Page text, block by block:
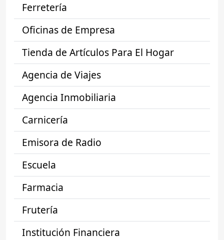
Ferretería
Oficinas de Empresa
Tienda de Artículos Para El Hogar
Agencia de Viajes
Agencia Inmobiliaria
Carnicería
Emisora de Radio
Escuela
Farmacia
Frutería
Institución Financiera